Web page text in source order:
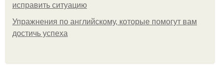
исправить ситуацию
Упражнения по английскому, которые помогут вам
достичь успеха